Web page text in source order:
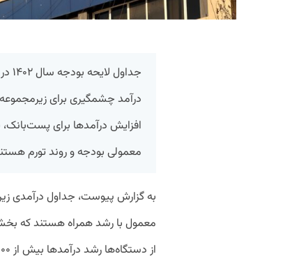
درآمد چشمگیری برای
افزایش درآمدها برای پست‌بانک،
معمولی بودجه و روند تورم
به گزارش پیوست، جداول درآمدی
معمول با رشد همراه هستند که